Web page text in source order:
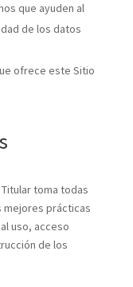
que ayuden al
de los datos
ofrece este Sitio
toma todas
mejores prácticas
uso, acceso
de los